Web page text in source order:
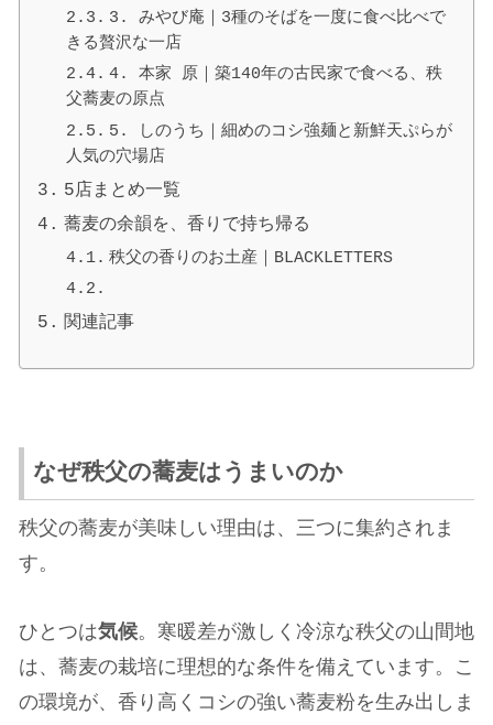
3. みやび庵｜3種のそばを一度に食べ比べで
きる贅沢な一店
4. 本家 原｜築140年の古民家で食べる、秩
父蕎麦の原点
5. しのうち｜細めのコシ強麺と新鮮天ぷらが
人気の穴場店
5店まとめ一覧
蕎麦の余韻を、香りで持ち帰る
秩父の香りのお土産｜BLACKLETTERS
関連記事
なぜ秩父の蕎麦はうまいのか
秩父の蕎麦が美味しい理由は、三つに集約されま
す。
ひとつは気候。寒暖差が激しく冷涼な秩父の山間地
は、蕎麦の栽培に理想的な条件を備えています。こ
の環境が、香り高くコシの強い蕎麦粉を生み出しま